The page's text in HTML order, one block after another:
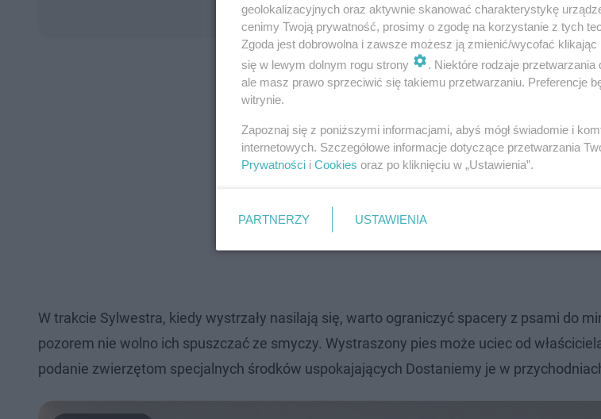
W trakcie Sylwestra, kiedy wystrzały nasilają się, warto ograniczyć spacery z psami do
pozorem nie wolno ich spuszczać ze smyczy. Wystraszony pies może uciec od
podanie zwierzętom specjalnych środków uspokajających Dostaniemy je w
geolokalizacyjnych oraz aktywnie skanować charakterystykę
cenimy Twoją prywatność, prosimy o zgodę na korzystanie z tych
Zgoda jest dobrowolna i zawsze możesz ją zmienić/wycofać
się w lewym dolnym rogu strony
. Niektóre rodzaje
ale masz prawo sprzeciwić się takiemu przetwarzaniu. Preferencje
witrynie.
Zapoznaj się z poniższymi informacjami, abyś mógł świadomie i
internetowych. Szczegółowe informacje dotyczące przetwarzania
Prywatności i Cookies oraz po kliknięciu w „Ustawienia”.
PARTNERZY USTAWIENIA